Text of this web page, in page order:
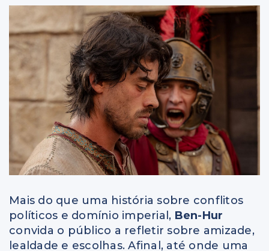
Mais do que uma história sobre conflitos
políticos e domínio imperial, Ben-Hur
convida o público a refletir sobre amizade,
lealdade e escolhas. Afinal, até onde uma